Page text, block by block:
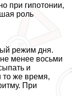
при гипотонии,
роль
режим дня.
менее восьми
и
то же время,
При